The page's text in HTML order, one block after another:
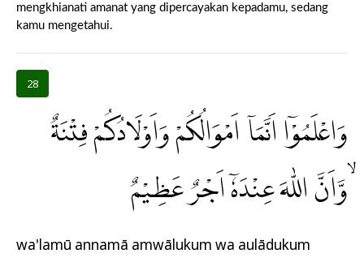
mengkhianati amanat yang dipercayakan kepadamu, sedang
kamu mengetahui.
28
وَاعْلَمُوْٓا اَنَّمَآ اَمْوَالُكُمْ وَاَوْلَادُكُمْ فِتْنَةٌ
ۙوَّاَنَّ اللّٰهَ عِنْدَهٗٓ اَجْرٌ عَظِيْمٌ
wa'lamū annamā amwālukum wa aulādukum